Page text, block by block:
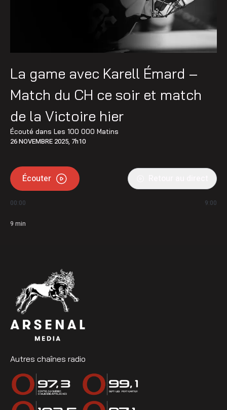
La game avec Karell Émard –
Match du CH ce soir et match
de la Victoire hier
Écouté dans Les 100 000 Matins
26 NOVEMBRE 2025, 7h10
Écouter
00:00 9:00
9 min
Autres chaînes radio